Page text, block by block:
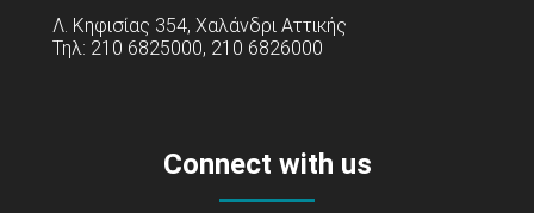
Λ. Κηφισίας 354, Χαλάνδρι Αττικής
Τηλ: 210 6825000, 210 6826000
Connect with us